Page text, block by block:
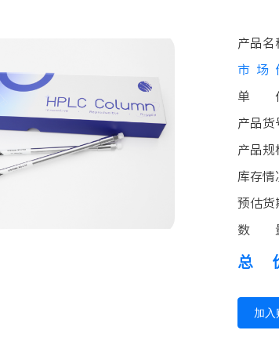
产品名
市场
单
产品货
产品规
库存情
预估货
数
总
加入